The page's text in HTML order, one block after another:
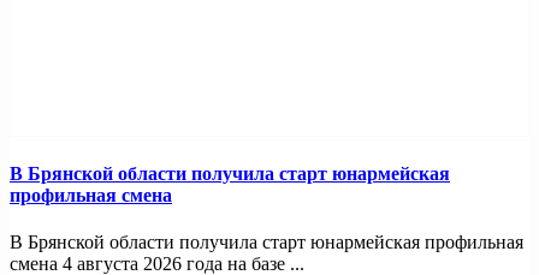
В Брянской области получила старт юнармейская
профильная смена
В Брянской области получила старт юнармейская профильная
смена 4 августа 2026 года на базе ...